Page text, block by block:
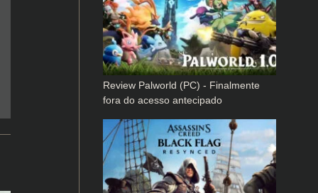
Review Palworld (PC) - Finalmente
fora do acesso antecipado